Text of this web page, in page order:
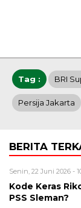
Tag : BRI
Persija Jakarta
BERITA
Senin, 22 Juni 2026 -
Kode Keras
PSS Sleman?